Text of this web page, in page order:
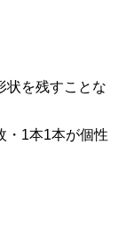
状を残すことな
・1本1本が個性